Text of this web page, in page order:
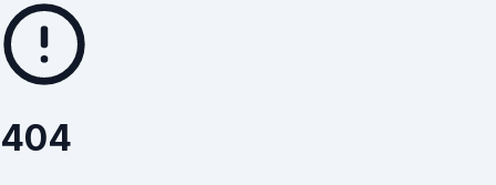
404